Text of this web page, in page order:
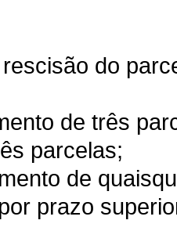
do
de três
parcelas;
de
prazo